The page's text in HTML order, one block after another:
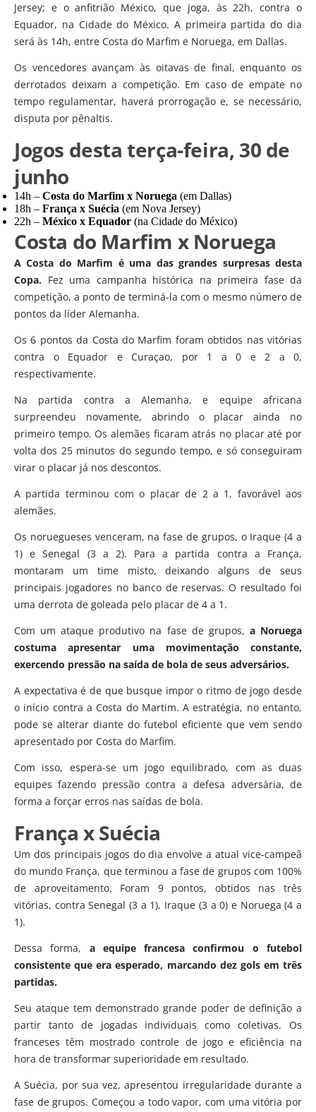
Jersey; e o anfitrião México, que joga, às 22h, contra o
Equador, na Cidade do México. A primeira partida do dia
será às 14h, entre Costa do Marfim e Noruega, em Dallas.
Os vencedores avançam às oitavas de final, enquanto os
derrotados deixam a competição. Em caso de empate no
tempo regulamentar, haverá prorrogação e, se necessário,
disputa por pênaltis.
Jogos desta terça-feira, 30 de
junho
14h – Costa do Marfim x Noruega (em Dallas)
18h – França x Suécia (em Nova Jersey)
22h – México x Equador (na Cidade do México)
Costa do Marfim x Noruega
A Costa do Marfim é uma das grandes surpresas desta
Copa. Fez uma campanha histórica na primeira fase da
competição, a ponto de terminá-la com o mesmo número de
pontos da líder Alemanha.
Os 6 pontos da Costa do Marfim foram obtidos nas vitórias
contra o Equador e Curaçao, por 1 a 0 e 2 a 0,
respectivamente.
Na partida contra a Alemanha, e equipe africana
surpreendeu novamente, abrindo o placar ainda no
primeiro tempo. Os alemães ficaram atrás no placar até por
volta dos 25 minutos do segundo tempo, e só conseguiram
virar o placar já nos descontos.
A partida terminou com o placar de 2 a 1, favorável aos
alemães.
Os noruegueses venceram, na fase de grupos, o Iraque (4 a
1) e Senegal (3 a 2). Para a partida contra a França,
montaram um time misto, deixando alguns de seus
principais jogadores no banco de reservas. O resultado foi
uma derrota de goleada pelo placar de 4 a 1.
Com um ataque produtivo na fase de grupos, a Noruega
costuma apresentar uma movimentação constante,
exercendo pressão na saída de bola de seus adversários.
A expectativa é de que busque impor o ritmo de jogo desde
o início contra a Costa do Martim. A estratégia, no entanto,
pode se alterar diante do futebol eficiente que vem sendo
apresentado por Costa do Marfim.
Com isso, espera-se um jogo equilibrado, com as duas
equipes fazendo pressão contra a defesa adversária, de
forma a forçar erros nas saídas de bola.
França x Suécia
Um dos principais jogos do dia envolve a atual vice-campeã
do mundo França, que terminou a fase de grupos com 100%
de aproveitamento. Foram 9 pontos, obtidos nas três
vitórias, contra Senegal (3 a 1), Iraque (3 a 0) e Noruega (4 a
1).
Dessa forma, a equipe francesa confirmou o futebol
consistente que era esperado, marcando dez gols em três
partidas.
Seu ataque tem demonstrado grande poder de definição a
partir tanto de jogadas individuais como coletivas. Os
franceses têm mostrado controle de jogo e eficiência na
hora de transformar superioridade em resultado.
A Suécia, por sua vez, apresentou irregularidade durante a
fase de grupos. Começou a todo vapor, com uma vitória por